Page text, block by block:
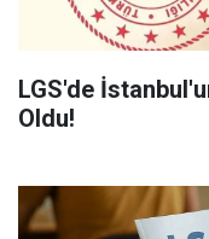
LGS'de
Oldu!